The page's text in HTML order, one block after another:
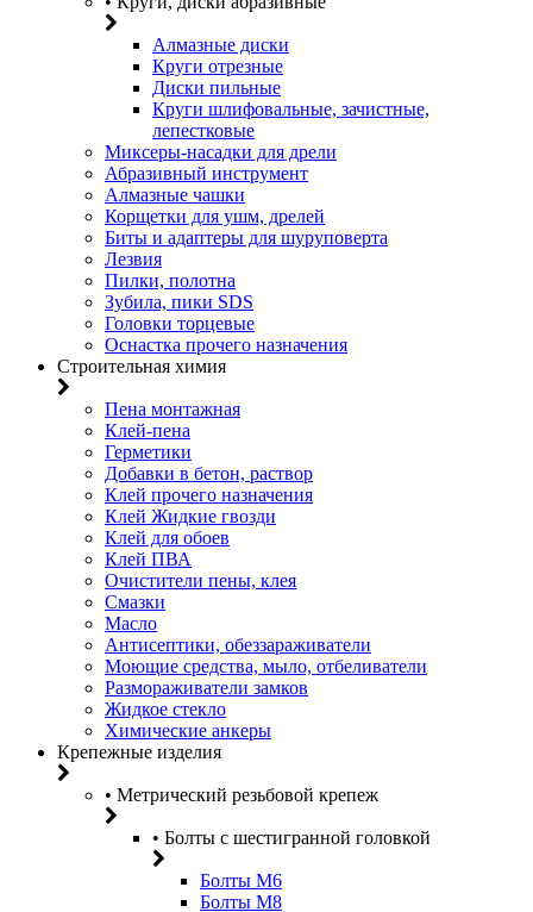
Алмазные диски
Круги отрезные
Диски пильные
Круги шлифовальные, зачистные,
лепестковые
Миксеры-насадки для дрели
Абразивный инструмент
Алмазные чашки
Корщетки для ушм, дрелей
Биты и адаптеры для шуруповерта
Лезвия
Пилки, полотна
Зубила, пики SDS
Головки торцевые
Оснастка прочего назначения
Строительная химия
Пена монтажная
Клей-пена
Герметики
Добавки в бетон, раствор
Клей прочего назначения
Клей Жидкие гвозди
Клей для обоев
Клей ПВА
Очистители пены, клея
Смазки
Масло
Антисептики, обеззараживатели
Моющие средства, мыло, отбеливатели
Размораживатели замков
Жидкое стекло
Химические анкеры
Крепежные изделия
• Метрический резьбовой крепеж
• Болты с шестигранной головкой
Болты М6
Болты М8